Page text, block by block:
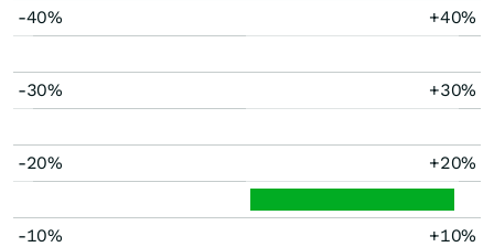
-40% +40%
-30% +30%
-20% +20%
-10% +10%